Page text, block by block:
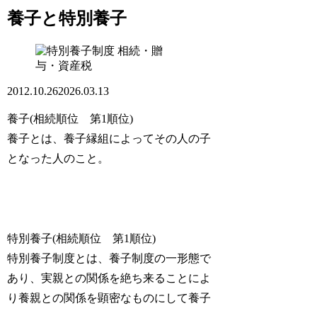
養子と特別養子
相続・贈
与・資産税
2012.10.262026.03.13
養子(相続順位 第1順位)
養子とは、養子縁組によってその人の子
となった人のこと。
特別養子(相続順位 第1順位)
特別養子制度とは、養子制度の一形態で
あり、実親との関係を絶ち来ることによ
り養親との関係を顕密なものにして養子